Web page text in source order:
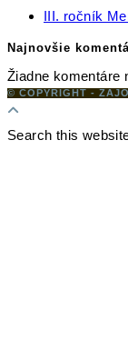
III. ročník
Najnovšie
Žiadne komentáre
© COPYRIGHT - ZAJO
Search this